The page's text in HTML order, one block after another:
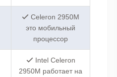
Celeron 2950M
это мобильный
процессор
Intel Celeron
2950M работает на